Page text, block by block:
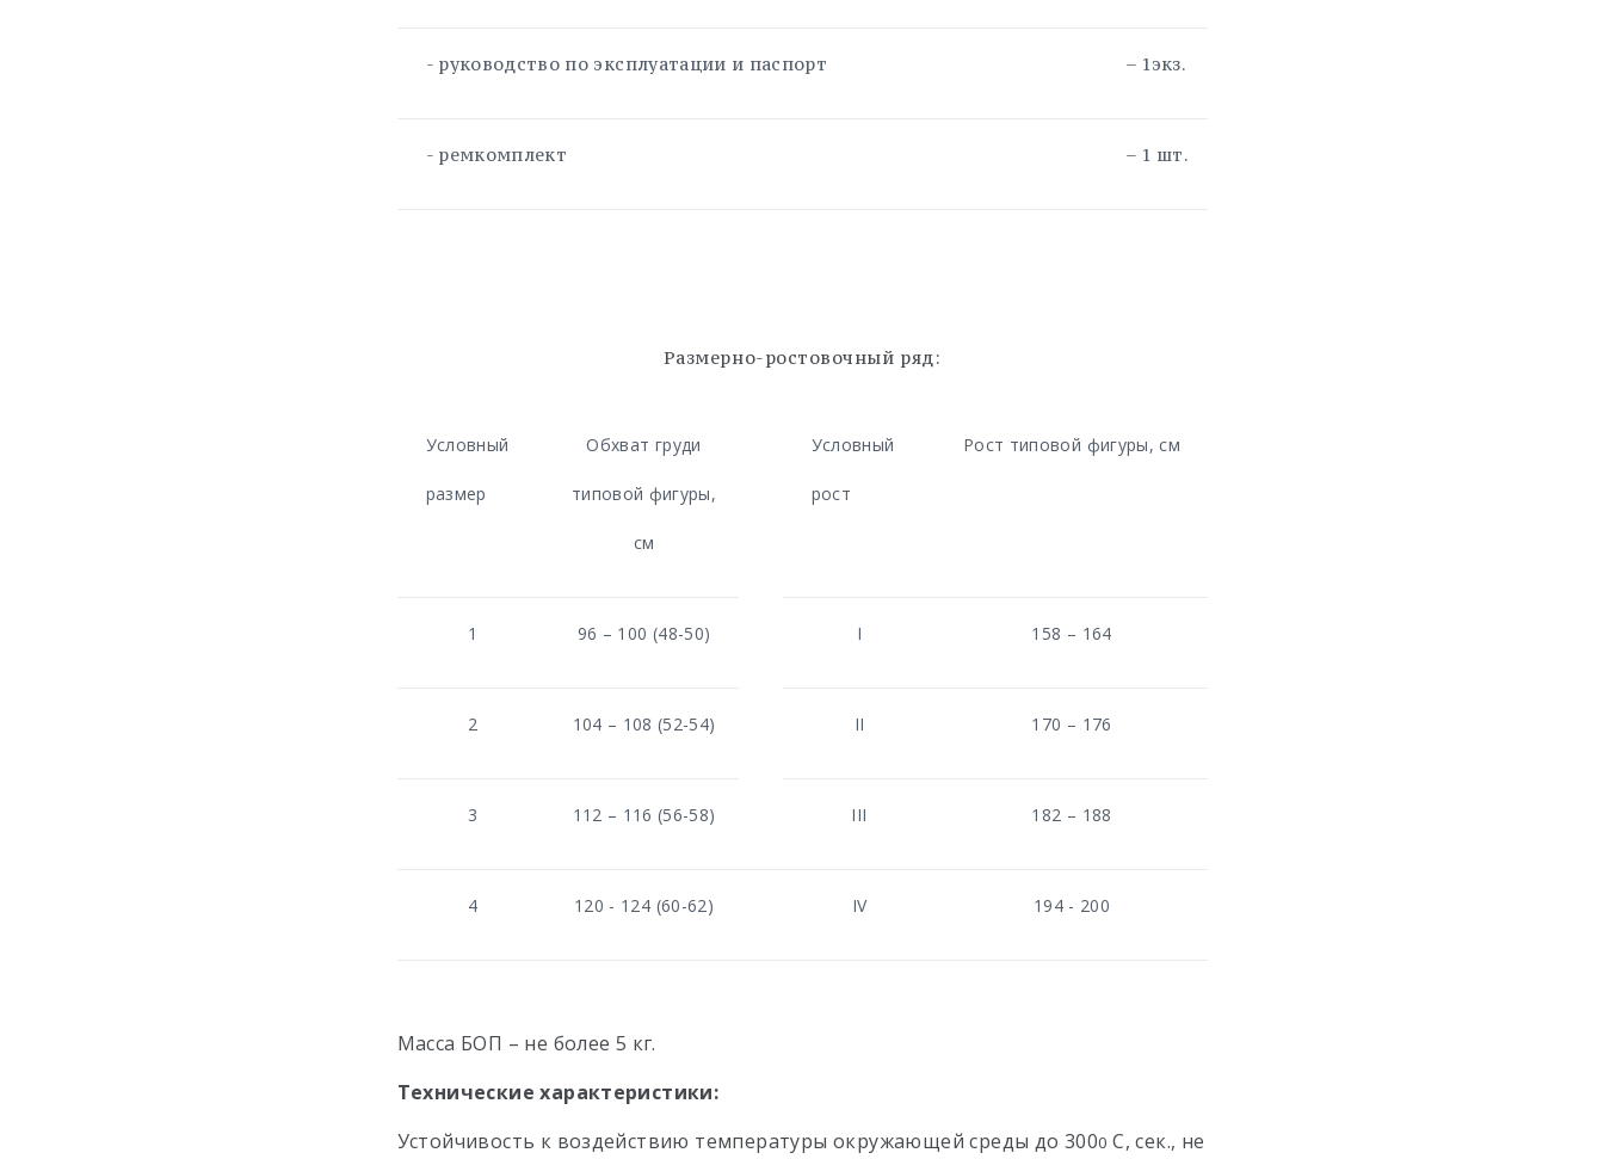
- руководство по эксплуатации и паспорт – 1экз.
- ремкомплект – 1 шт.
Размерно-ростовочный ряд:
Условный
размер
Обхват груди
типовой фигуры,
см
Условный
рост
Рост типовой фигуры, см
1 96 – 100 (48-50) I 158 – 164
2 104 – 108 (52-54) II 170 – 176
3 112 – 116 (56-58) III 182 – 188
4 120 - 124 (60-62) IV 194 - 200
Масса БОП – не более 5 кг.
Технические характеристики:
Устойчивость к воздействию температуры окружающей среды до 3000С, сек., не